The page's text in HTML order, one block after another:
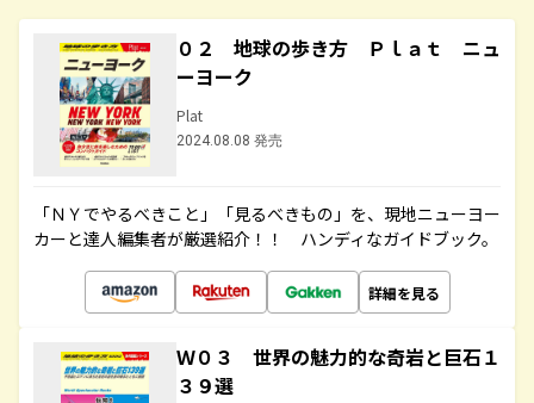
０２ 地球の歩き方 Ｐｌａｔ ニュ
ーヨーク
Plat
2024.08.08 発売
「ＮＹでやるべきこと」「見るべきもの」を、現地ニューヨー
カーと達人編集者が厳選紹介！！ ハンディなガイドブック。
詳細を見る
Ｗ０３ 世界の魅力的な奇岩と巨石１
３９選